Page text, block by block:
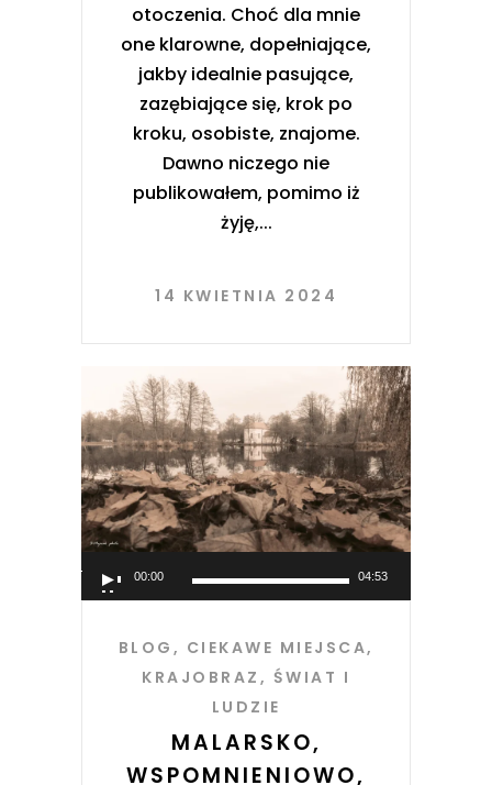
otoczenia. Choć dla mnie
one klarowne, dopełniające,
jakby idealnie pasujące,
zazębiające się, krok po
kroku, osobiste, znajome.
Dawno niczego nie
publikowałem, pomimo iż
żyję,
14 KWIETNIA 2024
plików
00:00 04:53
BLOG , CIEKAWE MIEJSCA,
KRAJOBRAZ , ŚWIAT I
LUDZIE
MALARSKO,
WSPOMNIENIOWO,